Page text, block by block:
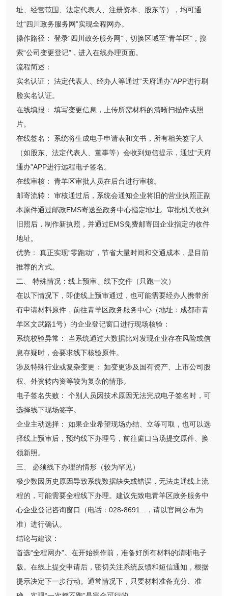
址、经营范围、法定代表人、注册资本、股东等），均可通
过“四川政务服务网”实现全程网办。
操作路径： 登录“四川政务服务网”，切换区域至“青羊区”，搜
索“公司变更登记”，进入在线办理页面。
流程简述：
实名认证： 法定代表人、经办人等通过“天府通办”APP进行刷
脸实名认证。
在线填报： 填写变更信息，上传所需材料的清晰扫描件或照
片。
在线签名： 系统将生成电子申请表和文书，所有相关签字人
（如股东、法定代表人、董事等）会收到短信提示，通过“天府
通办”APP进行远程电子签名。
在线审核： 青羊区审批人员在后台进行审核。
邮寄流转： 审核通过后，系统会通知企业将旧的营业执照正副
本原件通过邮政EMS寄送至政务中心指定地址。审批机关收到
旧照后，制作新执照，并通过EMS免费邮寄回企业指定的收件
地址。
优势： 真正实现“零跑动”，节省大量时间和交通成本，是目前
推荐的方式。
二、 特殊情况：线上预审、线下交件（只跑一次）
在以下情况下，即使线上预审通过，也可能需要经办人携带所
有申请材料原件，前往青羊区政务服务中心（地址：成都市青
羊区文武路1号）的企业登记窗口进行现场核验：
系统校验异常： 当系统通过大数据比对发现企业存在风险或信
息存疑时，会要求线下核验原件。
涉及特殊行业或复杂变更： 如变更涉及国有资产、上市公司股
权、外资转内资等较为复杂的情形。
电子签名失败： 个别人员因技术原因无法完成电子签名时，可
选择线下现场签字。
企业主动选择： 如果企业希望现场办结、立等可取，也可以选
择线上预审后，预约线下办理号，前往窗口当场提交原件、换
领新照。
三、 必须线下办理的情形（较为罕见）
极少数因历史原因导致系统数据缺失或错误，无法走通线上流
程的，可能需要全程线下办理。建议先致电青羊区政务服务中
心企业登记咨询窗口（电话：028-8691...，请以官网公布为
准）进行确认。
结论与建议：
首选“全程网办”。在开始操作前，准备好所有材料的清晰电子
版。在线上提交申请后，密切关注系统反馈和短信通知，根据
提示决定下一步行动。通常情况下，只要材料准备充分、准